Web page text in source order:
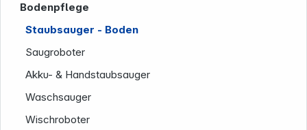
Bodenpflege
Staubsauger - Boden
Saugroboter
Akku- & Handstaubsauger
Waschsauger
Wischroboter